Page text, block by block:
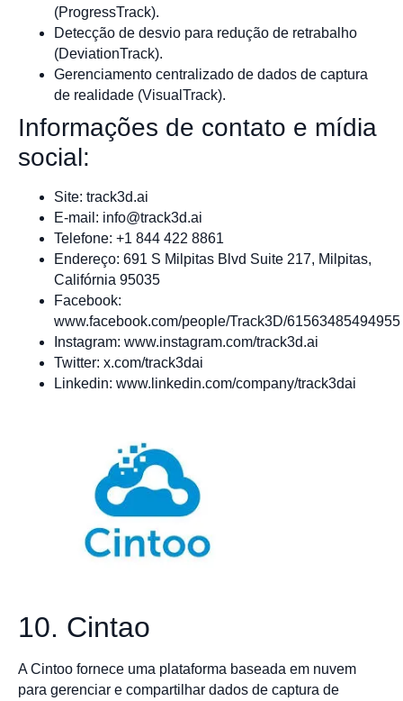
(ProgressTrack).
Detecção de desvio para redução de retrabalho
(DeviationTrack).
Gerenciamento centralizado de dados de captura
de realidade (VisualTrack).
Informações de contato e mídia
social:
Site: track3d.ai
E-mail: info@track3d.ai
Telefone: +1 844 422 8861
Endereço: 691 S Milpitas Blvd Suite 217, Milpitas,
Califórnia 95035
Facebook:
www.facebook.com/people/Track3D/61563485494955
Instagram: www.instagram.com/track3d.ai
Twitter: x.com/track3dai
Linkedin: www.linkedin.com/company/track3dai
10. Cintao
A Cintoo fornece uma plataforma baseada em nuvem
para gerenciar e compartilhar dados de captura de